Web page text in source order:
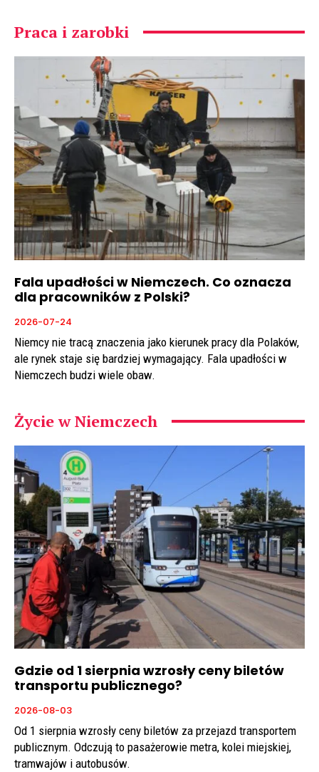
Praca i zarobki
Fala upadłości w Niemczech. Co oznacza
dla pracowników z Polski?
2026-07-24
Niemcy nie tracą znaczenia jako kierunek pracy dla Polaków,
ale rynek staje się bardziej wymagający. Fala upadłości w
Niemczech budzi wiele obaw.
Życie w Niemczech
Gdzie od 1 sierpnia wzrosły ceny biletów
transportu publicznego?
2026-08-03
Od 1 sierpnia wzrosły ceny biletów za przejazd transportem
publicznym. Odczują to pasażerowie metra, kolei miejskiej,
tramwajów i autobusów.